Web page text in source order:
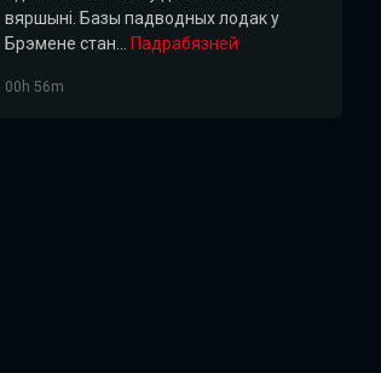
вяршыні. Базы падводных лодак у
Брэмене стан... Падрабязней
00h 56m